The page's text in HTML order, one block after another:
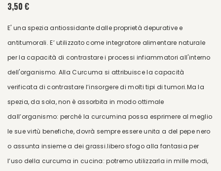
3,50 €
E' una spezia antiossidante dalle proprietà depurative e
antitumorali. E’ utilizzato come integratore alimentare naturale
per la capacità di contrastare i processi infiammatori all'interno
dell'organismo. Alla Curcuma si attribuisce la capacità
verificata di contrastare l’insorgere di molti tipi di tumori.Ma la
spezia, da sola, non è assorbita in modo ottimale
dall’organismo: perché la curcumina possa esprimere al meglio
le sue virtù benefiche, dovrà sempre essere unita a del pepe nero
o assunta insieme a dei grassi.libero sfogo alla fantasia per
l’uso della curcuma in cucina: potremo utilizzarla in mille modi,